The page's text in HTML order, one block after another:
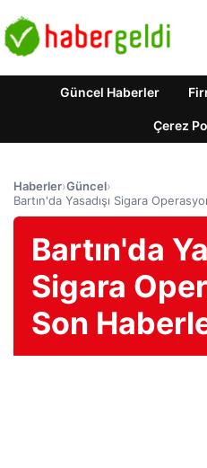
Güncel Haberler
Çerez
Haberler›Güncel›
Bartın'da Yasadışı Sigara
Bartın'da
Sigara
Son